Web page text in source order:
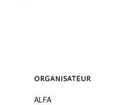
ORGANISATEUR
ALFA